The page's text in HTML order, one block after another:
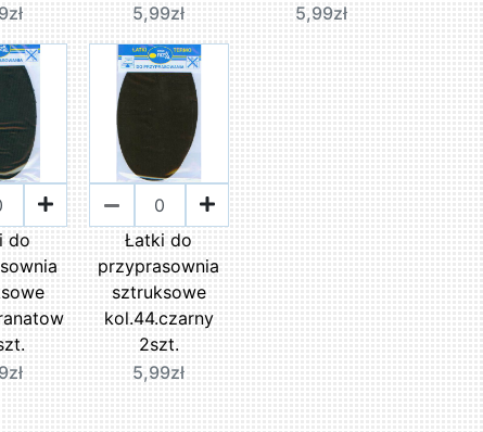
5,99zł
5,99zł
do
Łatki do
przyprasownia
sztruksowe
kol.44.czarny
2szt.
5,99zł